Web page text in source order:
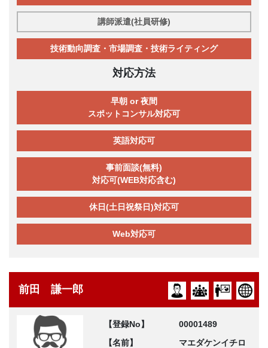
講師派遣(社員研修)
技術動向調査・市場調査・技術ライティング
対応方法
早朝 or 夜間
スポットコンサル対応可
英語対応可
事前面談(無料)
対応可(WEB対応含む)
休日(土日祝祭日)対応可
Web対応可
前田 謙一郎
【登録No】
00001489
【名前】
マエダケンイチロ